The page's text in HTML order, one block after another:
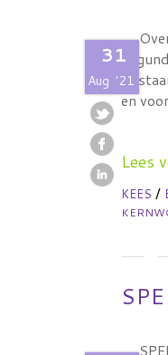
31
Aug '21
en
Lees
KEES/